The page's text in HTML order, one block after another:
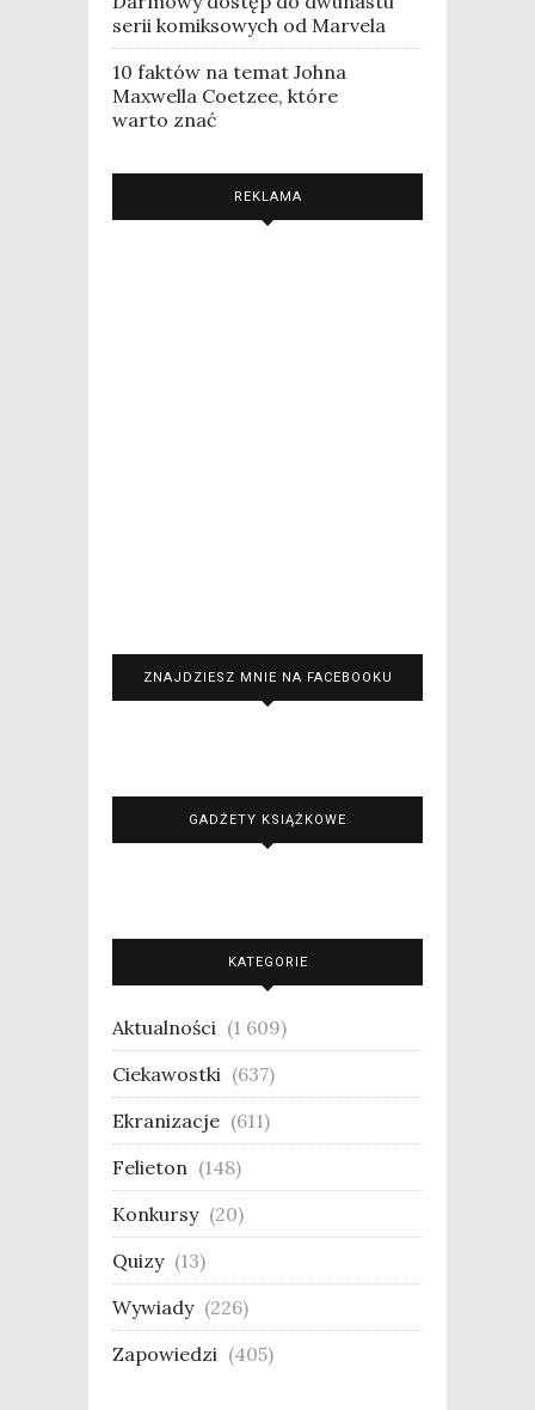
serii komiksowych od Marvela
10 faktów na temat Johna
Maxwella Coetzee, które
warto znać
REKLAMA
ZNAJDZIESZ MNIE NA FACEBOOKU
GADŻETY KSIĄŻKOWE
KATEGORIE
Aktualności (1 609)
Ciekawostki (637)
Ekranizacje (611)
Felieton (148)
Konkursy (20)
Quizy (13)
Wywiady (226)
Zapowiedzi (405)